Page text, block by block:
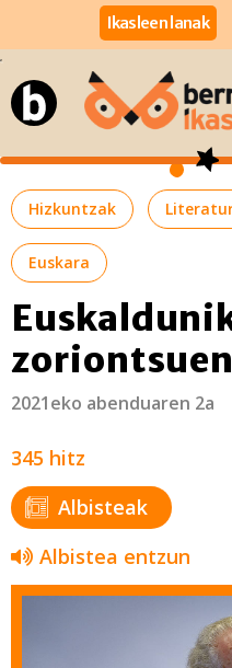
Ikasleen lanak
Hizkuntzak
Euskara
2021eko abenduaren 2a
345 hitz
Albisteak
Albistea entzun